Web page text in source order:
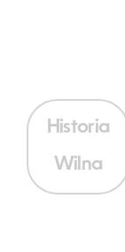
Historia
Wilna